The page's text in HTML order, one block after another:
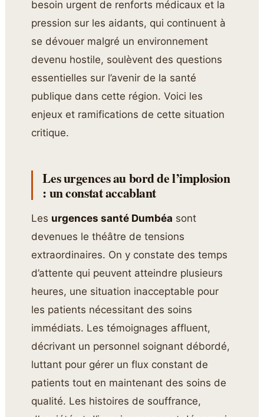
besoin urgent de renforts médicaux et la
pression sur les aidants, qui continuent à
se dévouer malgré un environnement
devenu hostile, soulèvent des questions
essentielles sur l’avenir de la santé
publique dans cette région. Voici les
enjeux et ramifications de cette situation
critique.
Les urgences au bord de l’implosion
: un constat accablant
Les urgences santé Dumbéa sont
devenues le théâtre de tensions
extraordinaires. On y constate des temps
d’attente qui peuvent atteindre plusieurs
heures, une situation inacceptable pour
les patients nécessitant des soins
immédiats. Les témoignages affluent,
décrivant un personnel soignant débordé,
luttant pour gérer un flux constant de
patients tout en maintenant des soins de
qualité. Les histoires de souffrance,